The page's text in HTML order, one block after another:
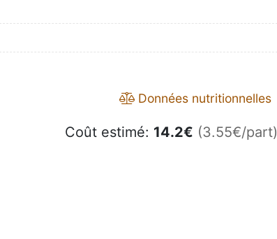
Données nutritionnelles
Coût estimé: 14.2€ (3.55€/part)